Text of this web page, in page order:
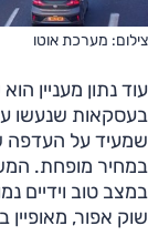
צילום: מערכת אוטו
שמעיד על העדפה
במחיר מופחת.
במצב טוב וידיים
שוק אפור, מאופיין